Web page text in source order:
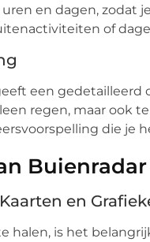
en dagen, zodat
of
een gedetailleerd
regen, maar ook
die je
Buienradar
en
halen, is het